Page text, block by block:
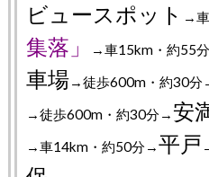
ビュースポット →
集落」
→車15km・約55
車場→徒歩600m・約30分
→徒歩600m・約30分→ 安
→車14km・約50分→平戸